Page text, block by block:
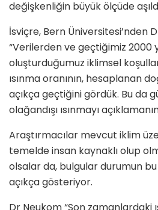
değişkenliğin büyük ölçüde
İsviçre, Bern Üniversitesi’nden
“Verilerden ve geçtiğimiz 2000
oluşturduğumuz iklimsel
ısınma oranının, hesaplanan
açıkça geçtiğini gördük. Bu da
olağandışı ısınmayı
Araştırmacılar mevcut iklim
temelde insan kaynaklı olup
olsalar da, bulgular durumun
açıkça gösteriyor.